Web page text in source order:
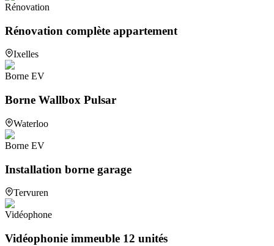
Rénovation
Rénovation complète appartement
Ixelles
Borne EV
Borne Wallbox Pulsar
Waterloo
Borne EV
Installation borne garage
Tervuren
Vidéophone
Vidéophonie immeuble 12 unités